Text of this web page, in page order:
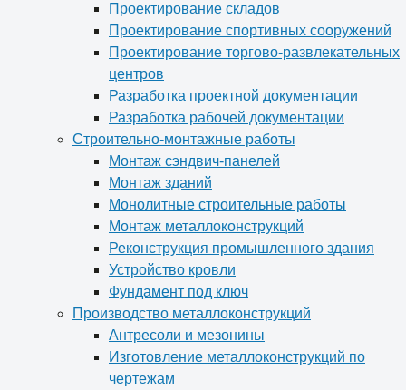
Проектирование складов
Проектирование спортивных сооружений
Проектирование торгово-развлекательных
центров
Разработка проектной документации
Разработка рабочей документации
Строительно-монтажные работы
Монтаж сэндвич-панелей
Монтаж зданий
Монолитные строительные работы
Монтаж металлоконструкций
Реконструкция промышленного здания
Устройство кровли
Фундамент под ключ
Производство металлоконструкций
Антресоли и мезонины
Изготовление металлоконструкций по
чертежам